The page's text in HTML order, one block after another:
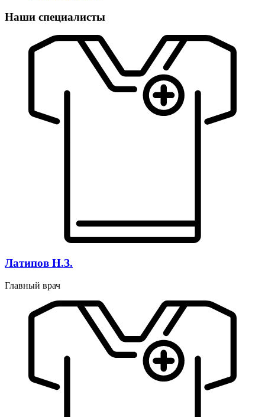
Наши специалисты
Латипов Н.З.
Главный врач